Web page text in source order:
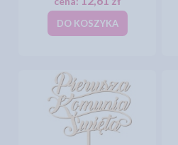
DO KOSZYKA